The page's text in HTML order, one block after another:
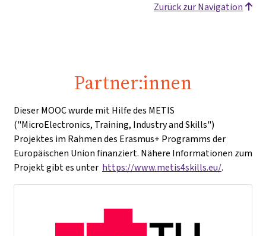
Zurück zur Navigation
Partner:innen
Dieser MOOC wurde mit Hilfe des METIS
("MicroElectronics, Training, Industry and Skills")
Projektes im Rahmen des Erasmus+ Programms der
Europäischen Union finanziert. Nähere Informationen zum
Projekt gibt es unter https://www.metis4skills.eu/.